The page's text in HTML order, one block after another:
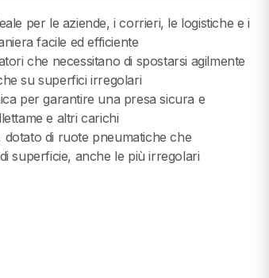
per le aziende, i corrieri, le logistiche e i
facile ed efficiente
che necessitano di spostarsi agilmente
su superfici irregolari
per garantire una presa sicura e
e altri carichi
dotato di ruote pneumatiche che
superficie, anche le più irregolari